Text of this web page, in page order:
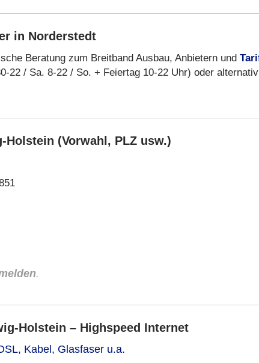
in Norderstedt
Beratung zum Breitband Ausbau, Anbietern und
22 / Sa. 8-22 / So. + Feiertag 10-22 Uhr) oder alternativ
(Vorwahl, PLZ usw.)
.
Holstein – Highspeed Internet
Kabel, Glasfaser u.a.